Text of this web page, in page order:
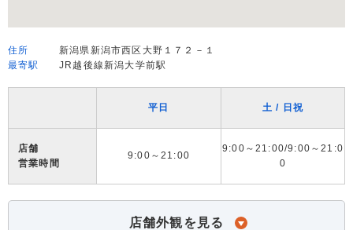
住所
新潟県新潟市西区大野１７２－１
最寄駅
JR越後線新潟大学前駅
平日 土 / 日祝
店舗
営業時間
9:00～21:00
9:00～21:00/9:00～21:0
0
店舗外観を見る